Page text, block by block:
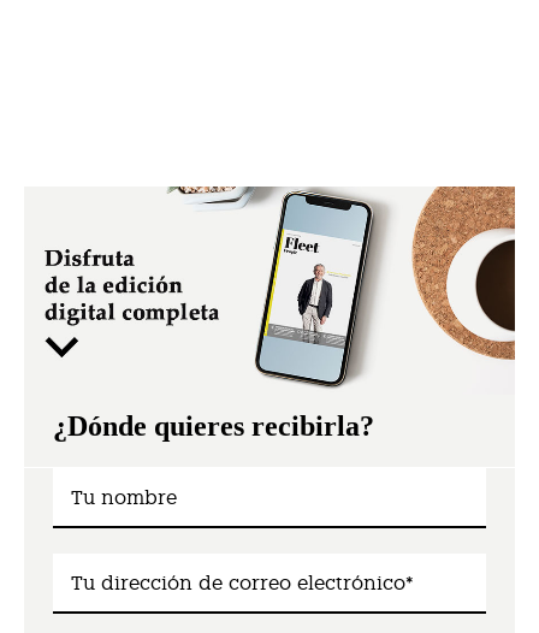
¿Dónde quieres recibirla?